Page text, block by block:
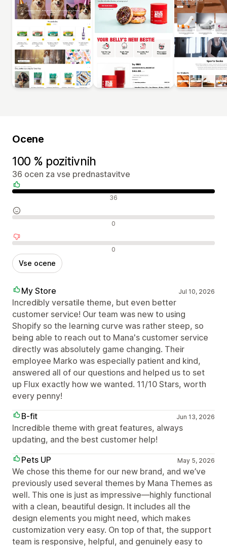
Ocene
100 % pozitivnih
36 ocen za vse prednastavitve
Pozitivne ocene 36
Nevtralne ocene 0
Negativne ocene 0
Vse ocene
My Store Jul 10, 2026
Incredibly versatile theme, but even better
customer service! Our team was new to using
Shopify so the learning curve was rather steep, so
being able to reach out to Mana's customer service
directly was absolutely game changing. Their
employee Marko was especially patient and kind,
answered all of our questions and helped us to set
up Flux exactly how we wanted. 11/10 Stars, worth
every penny!
B-fit
Jun 13, 2026
Incredible theme with great features, always
updating, and the best customer help!
Pets UP
May 5, 2026
We chose this theme for our new brand, and we’ve
previously used several themes by Mana Themes as
well. This one is just as impressive—highly functional
with a clean, beautiful design. It includes all the
design elements you might need, which makes
customization very easy. On top of that, the support
team is responsive, helpful, and genuinely easy to